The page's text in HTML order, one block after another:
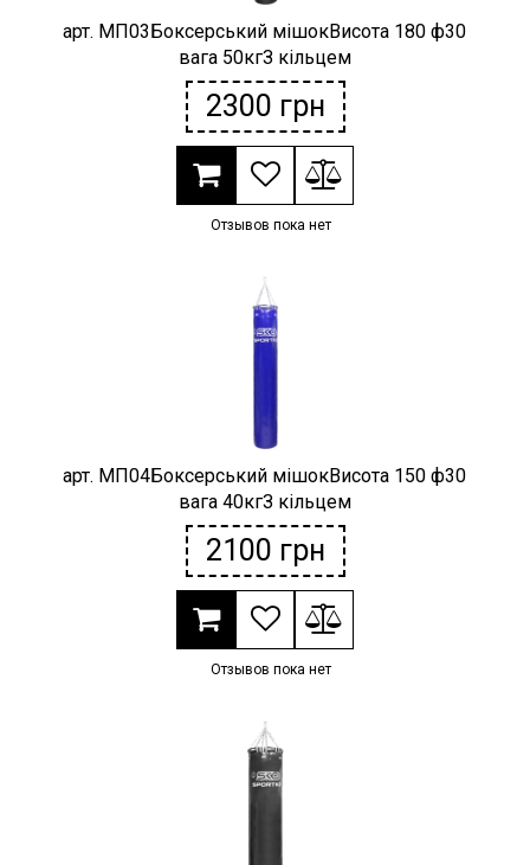
арт. МП03Боксерський мішокВисота 180 ф30
вага 50кгЗ кільцем
2300 грн
Отзывов пока нет
арт. МП04Боксерський мішокВисота 150 ф30
вага 40кгЗ кільцем
2100 грн
Отзывов пока нет